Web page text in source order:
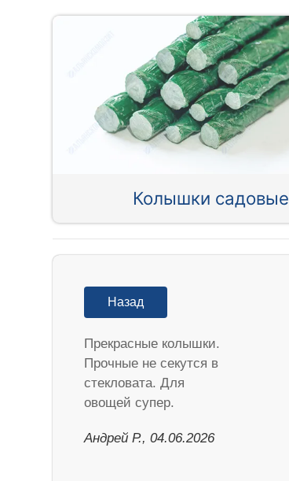
Колышки садовые
Назад
Прекрасные колышки.
Прочные не секутся в
стекловата. Для
овощей супер.
Андрей Р., 04.06.2026